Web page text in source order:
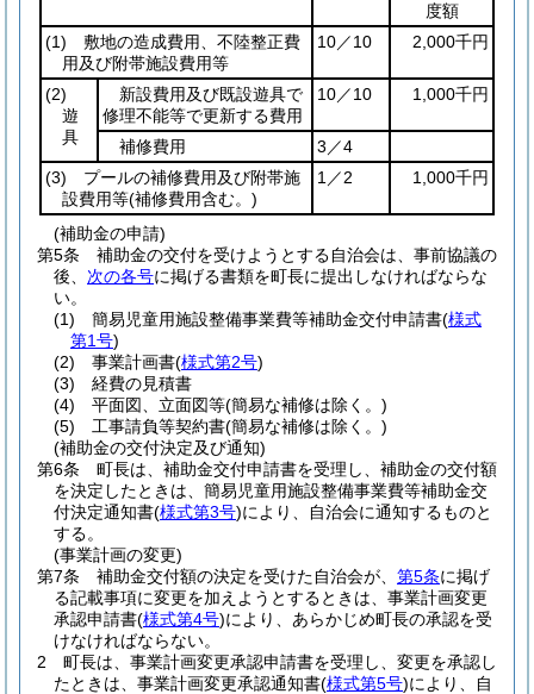
度額
(1) 敷地の造成費用、不陸整正費
用及び附帯施設費用等
10／10 2,000千円
(2)
遊
具
新設費用及び既設遊具で
修理不能等で更新する費用
10／10 1,000千円
補修費用
3／4
(3) プールの補修費用及び附帯施
設費用等(補修費用含む。)
1／2 1,000千円
(補助金の申請)
第5条
補助金の交付を受けようとする自治会は、事前協議の
後、 次の各号に掲げる書類を町長に提出しなければならな
い。
(1)
簡易児童用施設整備事業費等補助金交付申請書(様式
第1号)
(2)
事業計画書(様式第2号)
(3)
経費の見積書
(4)
平面図、立面図等(簡易な補修は除く。)
(5)
工事請負等契約書(簡易な補修は除く。)
(補助金の交付決定及び通知)
第6条
町長は、補助金交付申請書を受理し、補助金の交付額
を決定したときは、簡易児童用施設整備事業費等補助金交
付決定通知書(様式第3号)により、自治会に通知するものと
する。
(事業計画の変更)
第7条
補助金交付額の決定を受けた自治会が、 第5条に掲げ
る記載事項に変更を加えようとするときは、事業計画変更
承認申請書(様式第4号)により、あらかじめ町長の承認を受
けなければならない。
2
町長は、事業計画変更承認申請書を受理し、変更を承認し
たときは、事業計画変更承認通知書(様式第5号)により、自